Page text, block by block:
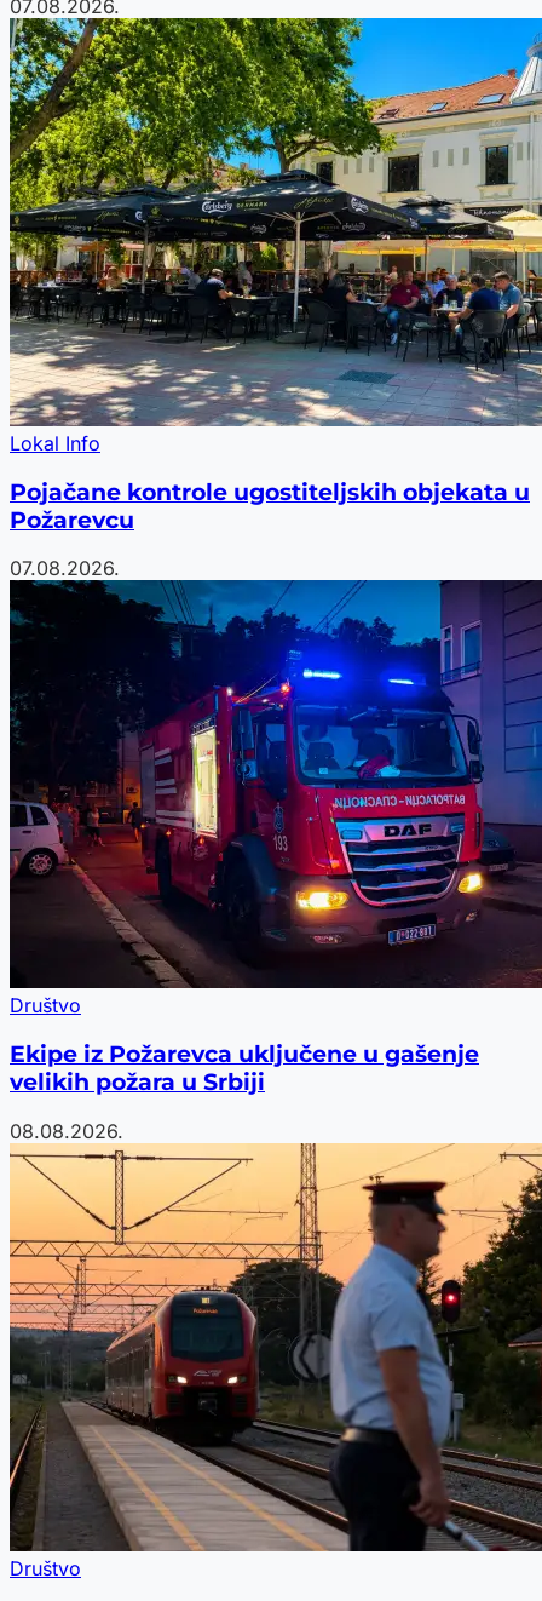
07.08.2026.
Lokal Info
Pojačane kontrole ugostiteljskih objekata u
Požarevcu
07.08.2026.
Društvo
Ekipe iz Požarevca uključene u gašenje
velikih požara u Srbiji
08.08.2026.
Društvo